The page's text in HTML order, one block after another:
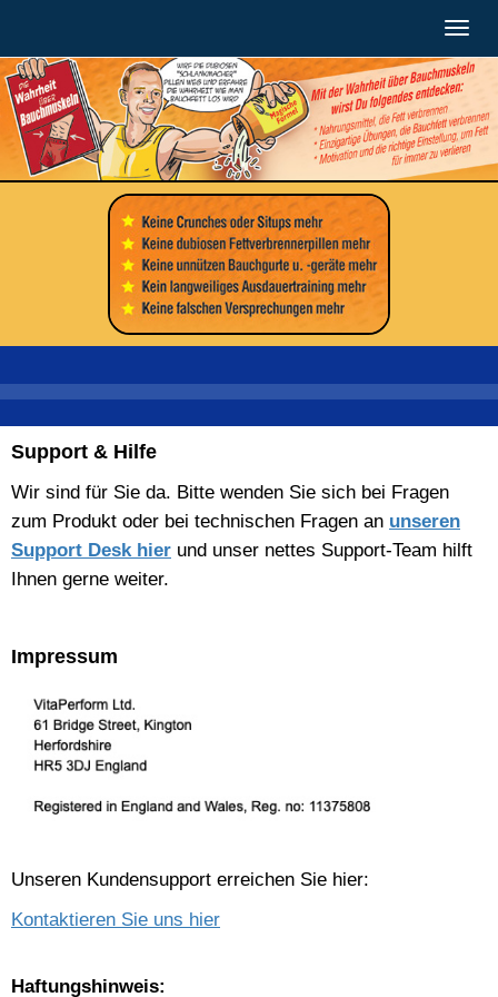
Support & Hilfe
Wir sind für Sie da. Bitte wenden Sie sich bei Fragen
zum Produkt oder bei technischen Fragen an unseren
Support Desk hier und unser nettes Support-Team hilft
Ihnen gerne weiter.
Impressum
Unseren Kundensupport erreichen Sie hier:
Kontaktieren Sie uns hier
Haftungshinweis: